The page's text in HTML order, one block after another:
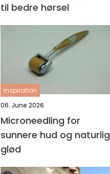
til bedre hørsel
inspiration
06. June 2026
Microneedling for
sunnere hud og naturlig
glød